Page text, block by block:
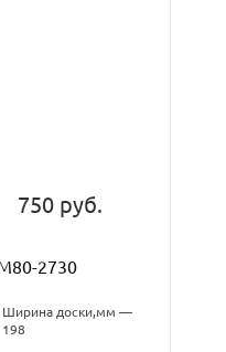
750 руб.
2730
Ширина доски,мм —
198